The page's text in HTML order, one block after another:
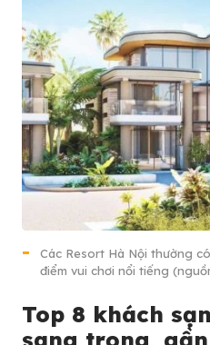
Các Resort Hà Nội thường
điểm vui chơi nổi tiếng
Top 8 khách
sang trọng,